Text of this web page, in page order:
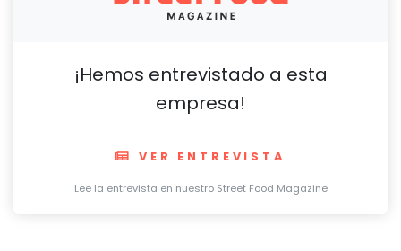
¡Hemos entrevistado a esta
empresa!
VER ENTREVISTA
Lee la entrevista en nuestro Street Food Magazine